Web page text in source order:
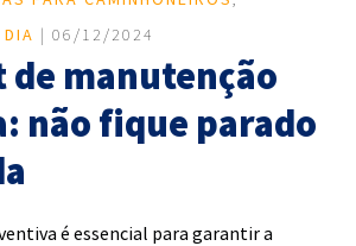
| 06/12/2024
de manutenção
não fique parado
é essencial para garantir a